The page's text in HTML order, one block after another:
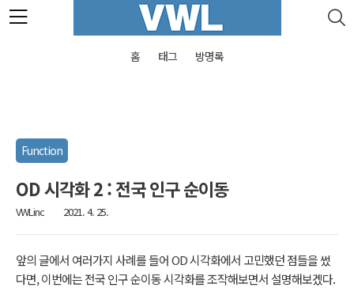
본문 바로가기
홈 태그 방명록
Function
OD 시각화 2 : 전국 인구 순이동
VWLinc 2021. 4. 25.
앞의 글에서 여러가지 사례를 들어 OD 시각화에서 고민했던 점들을 썼
다면, 이번에는 전국 인구 순이동 시각화를 조작해보면서 설명해보겠다.